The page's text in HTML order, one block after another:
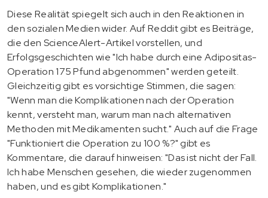
Diese Realität spiegelt sich auch in den Reaktionen in
den sozialen Medien wider. Auf Reddit gibt es Beiträge,
die den ScienceAlert-Artikel vorstellen, und
Erfolgsgeschichten wie "Ich habe durch eine Adipositas-
Operation 175 Pfund abgenommen" werden geteilt.
Gleichzeitig gibt es vorsichtige Stimmen, die sagen:
"Wenn man die Komplikationen nach der Operation
kennt, versteht man, warum man nach alternativen
Methoden mit Medikamenten sucht." Auch auf die Frage
"Funktioniert die Operation zu 100 %?" gibt es
Kommentare, die darauf hinweisen: "Das ist nicht der Fall.
Ich habe Menschen gesehen, die wieder zugenommen
haben, und es gibt Komplikationen."